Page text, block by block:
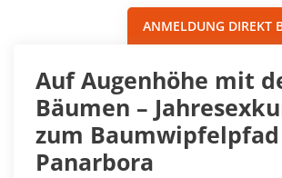
ANMELDUNG DIREKT
Auf Augenhöhe mit
Bäumen –
zum Baumwipfelpfad
Panarbora